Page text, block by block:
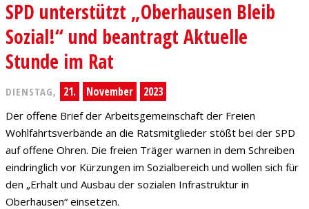
SPD unterstützt „Oberhausen Bleib
Sozial!“ und beantragt Aktuelle
Stunde im Rat
DIENSTAG, 21. November 2023
Der offene Brief der Arbeitsgemeinschaft der Freien
Wohlfahrtsverbände an die Ratsmitglieder stößt bei der SPD
auf offene Ohren. Die freien Träger warnen in dem Schreiben
eindringlich vor Kürzungen im Sozialbereich und wollen sich für
den „Erhalt und Ausbau der sozialen Infrastruktur in
Oberhausen“ einsetzen.